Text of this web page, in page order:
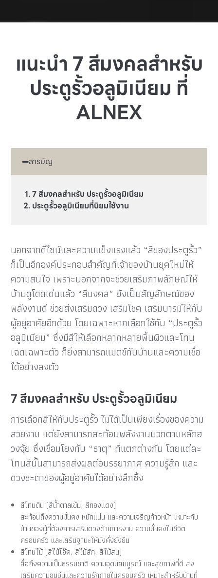
แนะนำ 7 สีมงคลสำหรับ
ประตูรั้วอลูมิเนียม ที่
ALNEX
สารบัญ
7 สีมงคลสำหรับ ประตูรั้วอลูมิเนียม
ประตูรั้วอลูมิเนียมที่นิยมใช้งาน
นอกจากดีไซน์และความแข็งแรงแล้ว “สีของประตูรั้ว”
ก็เป็นอีกองค์ประกอบสำคัญที่เจ้าของบ้านยุคใหม่ให้
ความสนใจ เพราะนอกจากจะช่วยเสริมภาพลักษณ์ให้
บ้านดูโดดเด่นแล้ว “สีมงคล” ยังเป็นสัญลักษณ์ของ
พลังงานดี ช่วยส่งเสริมดวง เสริมโชค เสริมบารมีให้กับ
ผู้อยู่อาศัยอีกด้วย โดยเฉพาะหากเลือกใช้กับ “ประตูรั้ว
อลูมิเนียม” ซึ่งมีสีให้เลือกหลากหลายพื้นผิวและโทน
เฉดเฉพาะตัว ก็ยิ่งสามารถแมตช์กับบ้านและความเชื่อ
ได้อย่างลงตัว
7 สีมงคลสำหรับ ประตูรั้วอลูมิเนียม
การเลือกสีให้กับประตูรั้ว ไม่ได้เป็นเพียงเรื่องของความ
สวยงาม แต่ยังสามารถสะท้อนพลังงานบวกตามหลักฮ
วงจุ้ย ซึ่งเชื่อมโยงกับ “ธาตุ” ที่แตกต่างกัน โดยแต่ละ
โทนสีนั้นสามารถส่งผลต่อบรรยากาศ ความรู้สึก และ
ดวงชะตาของผู้อยู่อาศัยได้อย่างลึกซึ้ง
สีโทนดิน (สีน้ำตาลเข้ม, สีทองแดง)
สะท้อนถึงความมั่นคง หนักแน่น และความเจริญก้าวหน้า เหมาะกับ
บ้านของผู้ที่ต้องการเสริมดวงด้านการงาน ความมั่นคงในชีวิต
ครอบครัว และเสริมฐานะให้มั่งคั่งยั่งยืน
สีโทนไม้ (สีไม้โอ๊ค, สีไม้สัก, สีไม้สน)
สื่อถึงความเป็นธรรมชาติ ความอุดมสมบูรณ์ และสุขภาพที่ดี ส่ง
เสริมความอบอุ่นและความรักภายในครอบครัว เหมาะสำหรับบ้านที่